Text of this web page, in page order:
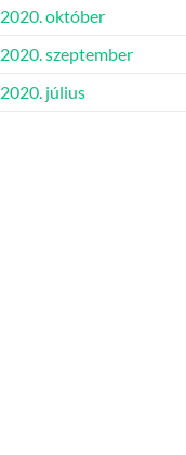
2020. október
2020. szeptember
2020. július